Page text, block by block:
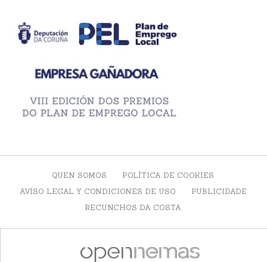
QUEN SOMOS
POLÍTICA DE COOKIES
AVISO LEGAL Y CONDICIONES DE USO
PUBLICIDADE
RECUNCHOS DA COSTA